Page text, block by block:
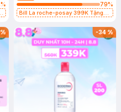
%
79%
Bill La roche-posay 399K Tặng
(SL có hạn)
-34%